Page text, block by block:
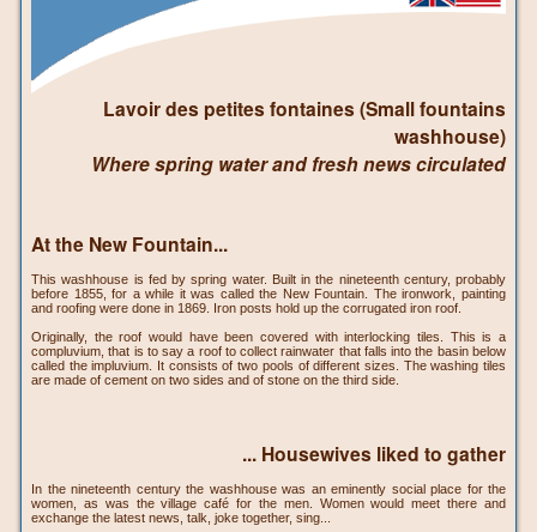
Lavoir des petites fontaines (Small fountains
washhouse)
Where spring water and fresh news circulated
At the New Fountain...
This washhouse is fed by spring water. Built in the nineteenth century, probably
before 1855, for a while it was called the New Fountain. The ironwork, painting
and roofing were done in 1869. Iron posts hold up the corrugated iron roof.
Originally, the roof would have been covered with interlocking tiles. This is a
compluvium, that is to say a roof to collect rainwater that falls into the basin below
called the impluvium. It consists of two pools of different sizes. The washing tiles
are made of cement on two sides and of stone on the third side.
... Housewives liked to gather
In the nineteenth century the washhouse was an eminently social place for the
women, as was the village café for the men. Women would meet there and
exchange the latest news, talk, joke together, sing...